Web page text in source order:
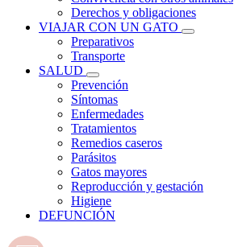
Derechos y obligaciones
VIAJAR CON UN GATO
Preparativos
Transporte
SALUD
Prevención
Síntomas
Enfermedades
Tratamientos
Remedios caseros
Parásitos
Gatos mayores
Reproducción y gestación
Higiene
DEFUNCIÓN